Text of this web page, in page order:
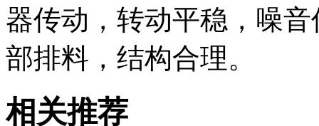
器传动，转动平稳，噪
部排料，结构合理。
相关推荐